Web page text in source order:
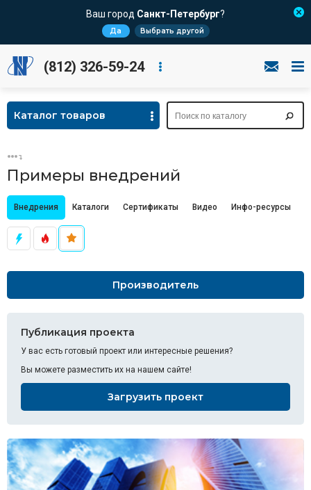
Ваш город Санкт-Петербург?
Да Выбрать другой
(812) 326-59-24
Каталог товаров
Примеры внедрений
Внедрения Каталоги Сертификаты Видео Инфо-ресурсы
Производитель
Публикация проекта
У вас есть готовый проект или интересные решения?
Вы можете разместить их на нашем сайте!
Загрузить проект